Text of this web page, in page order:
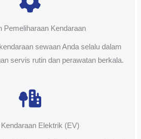
Pemeliharaan Kendaraan
sewaan Anda selalu dalam
servis rutin dan perawatan berkala.
Elektrik (EV)